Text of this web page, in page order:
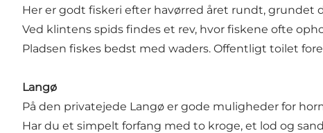
Her er godt fiskeri efter havørred året rundt,
Ved klintens spids findes et rev, hvor fiskene ofte
Pladsen fiskes bedst med waders. Offentligt toilet
Langø
På den privatejede Langø er gode muligheder for
Har du et simpelt forfang med to kroge, et lod og